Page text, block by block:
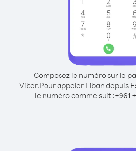
Composez le numéro sur le
Viber.Pour appeler Liban depuis
le numéro comme suit :+961+